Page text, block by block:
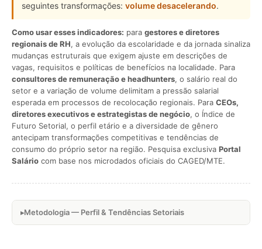
seguintes transformações: volume desacelerando.
Como usar esses indicadores: para gestores e diretores
regionais de RH, a evolução da escolaridade e da jornada sinaliza
mudanças estruturais que exigem ajuste em descrições de
vagas, requisitos e políticas de benefícios na localidade. Para
consultores de remuneração e headhunters, o salário real do
setor e a variação de volume delimitam a pressão salarial
esperada em processos de recolocação regionais. Para CEOs,
diretores executivos e estrategistas de negócio, o Índice de
Futuro Setorial, o perfil etário e a diversidade de gênero
antecipam transformações competitivas e tendências de
consumo do próprio setor na região. Pesquisa exclusiva Portal
Salário com base nos microdados oficiais do CAGED/MTE.
Metodologia — Perfil & Tendências Setoriais